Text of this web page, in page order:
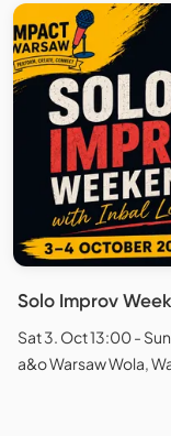
Solo Improv
Sat 3. Oct 13:00 -
a&o Warsaw Wola,